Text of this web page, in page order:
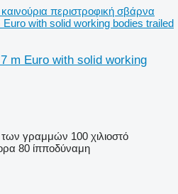
καινούρια περιστροφική σβάρνα
with solid working bodies trailed
m Euro with solid working
γραμμών 100 χιλιοστό
80 ίπποδύναμη